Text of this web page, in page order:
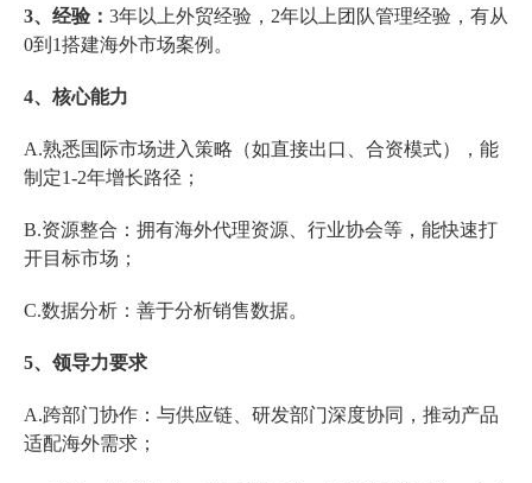
3、经验： 3年以上外贸经验，2年以上团队管理经验，有从
0到1搭建海外市场案例。
4、核心能力
A.熟悉国际市场进入策略（如直接出口、合资模式），能
制定1-2年增长路径；
B.资源整合：拥有海外代理资源、行业协会等，能快速打
开目标市场；
C.数据分析：善于分析销售数据。
5、领导力要求
A.跨部门协作：与供应链、研发部门深度协同，推动产品
适配海外需求；